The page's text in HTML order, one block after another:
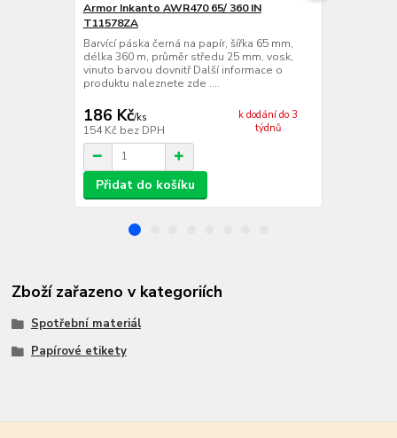
Armor Inkanto AWR470 65/ 360 IN
T11578ZA
Barvící páska černá na papír, šířka 65 mm,
délka 360 m, průměr středu 25 mm, vosk,
vinuto barvou dovnitř Další informace o
produktu naleznete zde ....
186 Kč/ks
154 Kč bez DPH
k dodání do 3
týdnů
Přidat do košíku
Zboží zařazeno v kategoriích
Spotřební materiál
Papírové etikety